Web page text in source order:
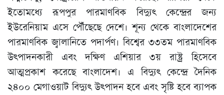
ইতোমধ্যে রূপপুর পারমাণবিক বিদ্যুৎ কেন্দ্রের জন্য
ইউরেনিয়াম এসে পৌঁছেছে দেশে। শূন্য থেকে বাংলাদেশের
পারমাণবিক জ্বালানিতে পদার্পণ। বিশ্বের ৩৩তম পারমাণবিক
উৎপাদনকারী এবং দক্ষিণ এশিয়ার ৩য় রাষ্ট্র হিসেবে
আত্মপ্রকাশ করেছে বাংলাদেশ। এ বিদ্যুৎ কেন্দ্রে দৈনিক
২৪০০ মেগাওয়াট বিদ্যুৎ উৎপাদন হবে এবং সৃষ্টি হবে ব্যাপক